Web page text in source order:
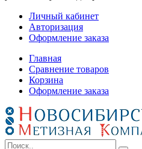
Личный кабинет
Авторизация
Оформление заказа
Главная
Сравнение товаров
Корзина
Оформление заказа